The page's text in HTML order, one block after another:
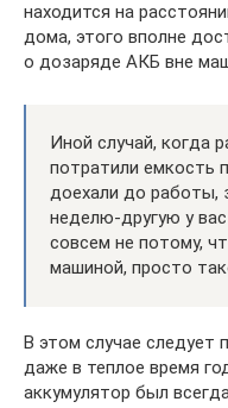
находится на
дома, этого вполне
о дозаряде АКБ вне
Иной случай, когда
потратили емкость
доехали до работы,
неделю-другую у
совсем не потому,
машиной, просто
В этом случае следует
даже в теплое время
аккумулятор был